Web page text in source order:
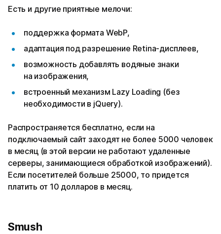
Есть и другие приятные мелочи:
поддержка формата WebP,
адаптация под разрешение Retina-дисплеев,
возможность добавлять водяные знаки
на изображения,
встроенный механизм Lazy Loading (без
необходимости в jQuery).
Распространяется бесплатно, если на
подключаемый сайт заходят не более 5000 человек
в месяц (в этой версии не работают удаленные
серверы, занимающиеся обработкой изображений).
Если посетителей больше 25000, то придется
платить от 10 долларов в месяц.
Smush